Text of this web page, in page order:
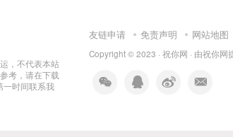
，不代表本站
考，请在下载
一时间联系我
友链申请 免责声明 网站地图
Copyright © 2023 · 祝你网 · 由祝你网